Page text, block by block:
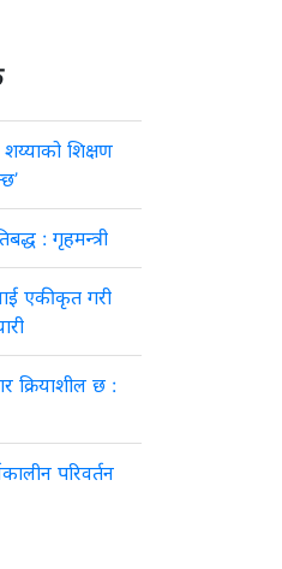
शिक्षण
: गृहमन्त्री
एकीकृत गरी
क्रियाशील छ :
परिवर्तन